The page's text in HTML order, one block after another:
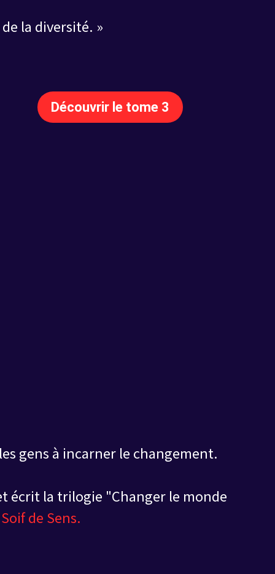
la diversité. »
Découvrir le tome 3
gens à incarner le changement.
écrit la trilogie "Changer le monde
Soif de Sens.